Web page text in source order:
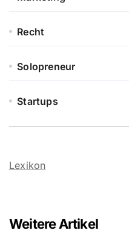
Recht
Solopreneur
Startups
Lexikon
Weitere Artikel